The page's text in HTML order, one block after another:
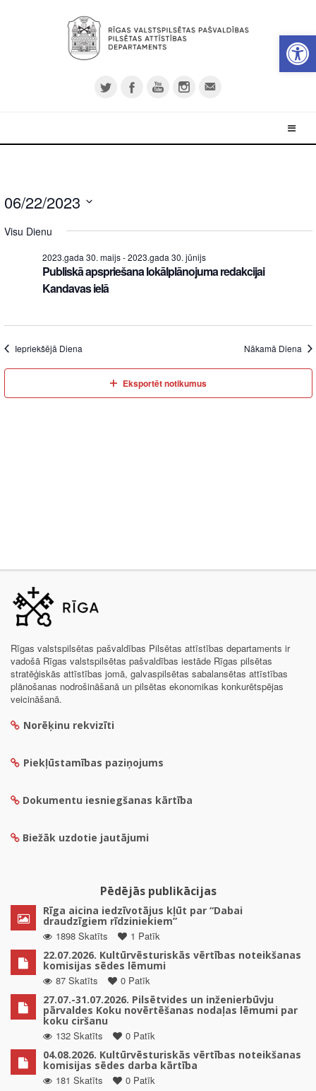
06/22/2023
date.
Visu Dienu
2023.gada 30. maijs-2023.gada 30. jūnijs
Publiskā apspriešana lokālplānojuma redakcijai
Kandavas ielā
Iepriekšējā Diena Nākamā Diena
Eksportēt notikumus
Rīgas valstspilsētas pašvaldības Pilsētas attīstības departaments ir
vadošā Rīgas valstspilsētas pašvaldības iestāde Rīgas pilsētas
stratēģiskās attīstības jomā, galvaspilsētas sabalansētas attīstības
plānošanas nodrošināšanā un pilsētas ekonomikas konkurētspējas
veicināšanā.
Norēķinu rekvizīti
Piekļūstamības paziņojums
Dokumentu iesniegšanas kārtība
Biežāk uzdotie jautājumi
Pēdējās publikācijas
Rīga aicina iedzīvotājus kļūt par “Dabai
draudzīgiem rīdziniekiem”
1898 Skatīts
1 Patīk
22.07.2026. Kultūrvēsturiskās vērtības noteikšanas
komisijas sēdes lēmumi
87 Skatīts
0 Patīk
27.07.-31.07.2026. Pilsētvides un inženierbūvju
pārvaldes Koku novērtēšanas nodaļas lēmumi par
koku ciršanu
132 Skatīts
0 Patīk
04.08.2026. Kultūrvēsturiskās vērtības noteikšanas
komisijas sēdes darba kārtība
181 Skatīts
0 Patīk